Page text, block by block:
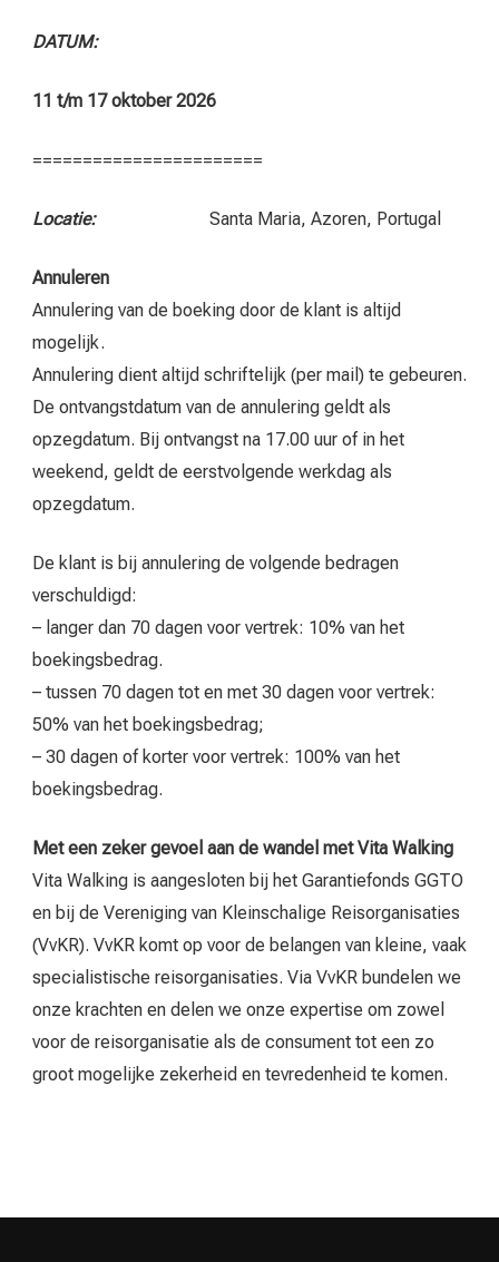
DATUM:
11 t/m 17 oktober 2026
=======================
Locatie:Santa Maria, Azoren, Portugal
Annuleren
Annulering van de boeking door de klant is altijd
mogelijk.
Annulering dient altijd schriftelijk (per mail) te gebeuren.
De ontvangstdatum van de annulering geldt als
opzegdatum. Bij ontvangst na 17.00 uur of in het
weekend, geldt de eerstvolgende werkdag als
opzegdatum.
De klant is bij annulering de volgende bedragen
verschuldigd:
– langer dan 70 dagen voor vertrek: 10% van het
boekingsbedrag.
– tussen 70 dagen tot en met 30 dagen voor vertrek:
50% van het boekingsbedrag;
– 30 dagen of korter voor vertrek: 100% van het
boekingsbedrag.
Met een zeker gevoel aan de wandel met Vita Walking
Vita Walking is aangesloten bij het Garantiefonds GGTO
en bij de Vereniging van Kleinschalige Reisorganisaties
(VvKR). VvKR komt op voor de belangen van kleine, vaak
specialistische reisorganisaties. Via VvKR bundelen we
onze krachten en delen we onze expertise om zowel
voor de reisorganisatie als de consument tot een zo
groot mogelijke zekerheid en tevredenheid te komen.